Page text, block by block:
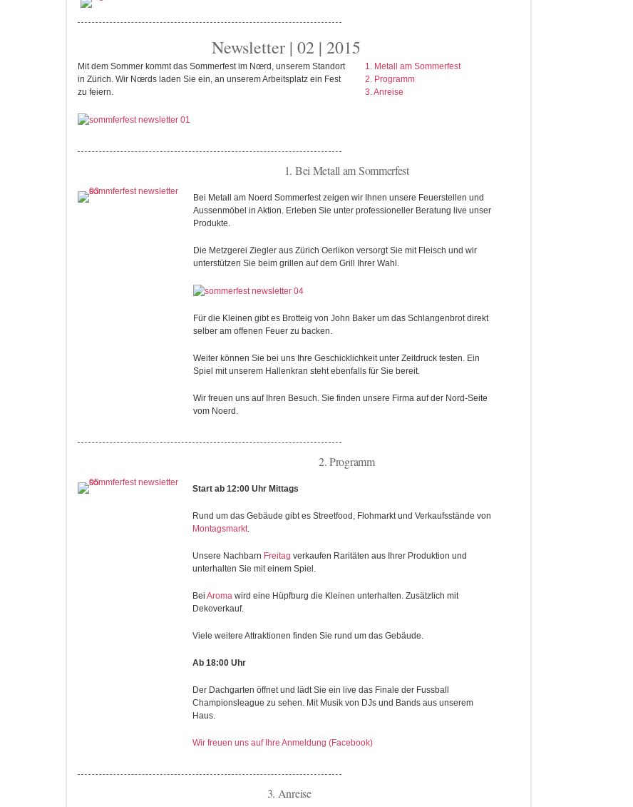
Newsletter | 02 | 2015
Mit dem Sommer kommt das Sommerfest im Nœrd, unserem Standort
in Zürich. Wir Nœrds laden Sie ein, an unserem Arbeitsplatz ein Fest
zu feiern.
1. Metall am Sommerfest
2. Programm
3. Anreise
1. Bei Metall am Sommerfest
Bei Metall am Noerd Sommerfest zeigen wir Ihnen unsere Feuerstellen und
Aussenmöbel in Aktion. Erleben Sie unter professioneller Beratung live unser
Produkte.
Die Metzgerei Ziegler aus Zürich Oerlikon versorgt Sie mit Fleisch und wir
unterstützen Sie beim grillen auf dem Grill Ihrer Wahl.
Für die Kleinen gibt es Brotteig von John Baker um das Schlangenbrot direkt
selber am offenen Feuer zu backen.
Weiter können Sie bei uns Ihre Geschicklichkeit unter Zeitdruck testen. Ein
Spiel mit unserem Hallenkran steht ebenfalls für Sie bereit.
Wir freuen uns auf Ihren Besuch. Sie finden unsere Firma auf der Nord-Seite
vom Noerd.
2. Programm
Start ab 12:00 Uhr Mittags
Rund um das Gebäude gibt es Streetfood, Flohmarkt und Verkaufsstände von
Montagsmarkt.
Unsere Nachbarn Freitag verkaufen Raritäten aus Ihrer Produktion und
unterhalten Sie mit einem Spiel.
Bei Aroma wird eine Hüpfburg die Kleinen unterhalten. Zusätzlich mit
Dekoverkauf.
Viele weitere Attraktionen finden Sie rund um das Gebäude.
Ab 18:00 Uhr
Der Dachgarten öffnet und lädt Sie ein live das Finale der Fussball
Championsleague zu sehen. Mit Musik von DJs und Bands aus unserem
Haus.
Wir freuen uns auf Ihre Anmeldung (Facebook)
3. Anreise